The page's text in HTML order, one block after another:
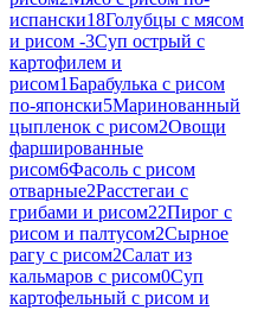
испански18Голубцы с мясом
и рисом -3Суп острый с
картофилем и
рисом1Барабулька с рисом
по-японски5Маринованный
цыпленок с рисом2Овощи
фаршированные
рисом6Фасоль с рисом
отварные2Расстегаи с
грибами и рисом22Пирог с
рисом и палтусом2Сырное
рагу с рисом2Салат из
кальмаров с рисом0Суп
картофельный с рисом и